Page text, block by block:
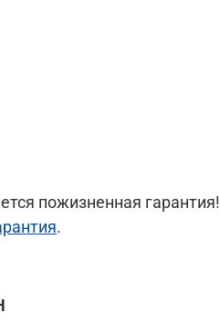
пожизненная гарантия!
.